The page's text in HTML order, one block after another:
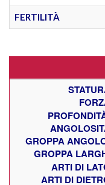
FERTILITÀ